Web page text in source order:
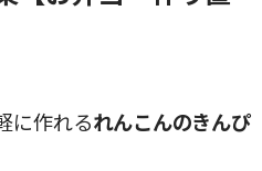
に作れるれんこんのきんぴ